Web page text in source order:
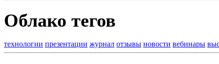
Облако тегов
технологии презентации журнал отзывы новости вебинары